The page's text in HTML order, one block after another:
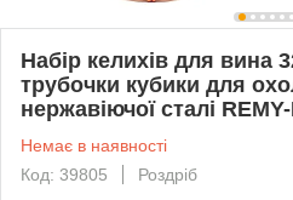
Набір келихів для вина
трубочки кубики для
нержавіючої сталі
Немає в наявності
Код: 39805
Роздріб